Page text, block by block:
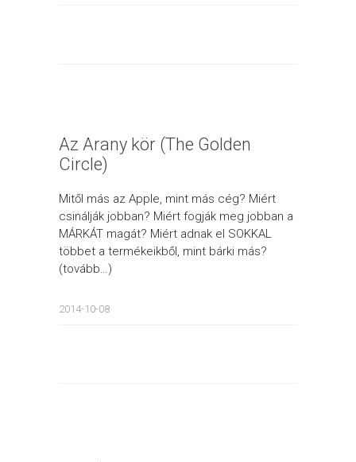
Az Arany kör (The Golden
Circle)
Mitől más az Apple, mint más cég? Miért
csinálják jobban? Miért fogják meg jobban a
MÁRKÁT magát? Miért adnak el SOKKAL
többet a termékeikből, mint bárki más?
(tovább…)
2014-10-08